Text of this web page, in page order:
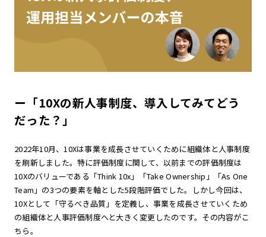
ー「10Xの新人事制度、導入してみてどう
だった？」
2022年10月、10Xは事業を成長させていくために組織体と人事制度
を刷新しました。特に評価制度に関して、以前までの評価制度は
10Xのバリューである「Think 10x」「Take Ownership」「As One
Team」の3つの要素を軸とした5段階評価でした。しかし今回は、
10Xとして「守るべき品質」を定義し、事業を成長させていくため
の組織体と人事評価制度へと大きく変更したのです。その内容がこ
ちら。